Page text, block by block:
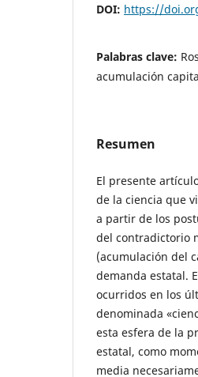
DOI: https://
Palabras clave:
acumulación
Resumen
El presente
de la ciencia que
a partir de los
del contradictorio
(acumulación del
demanda estatal.
ocurridos en los
denominada
esta esfera de la
estatal, como
media